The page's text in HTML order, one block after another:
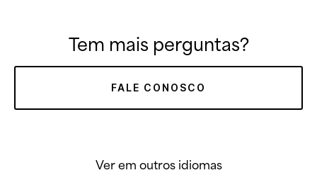
Tem mais perguntas?
FALE CONOSCO
Ver em outros idiomas